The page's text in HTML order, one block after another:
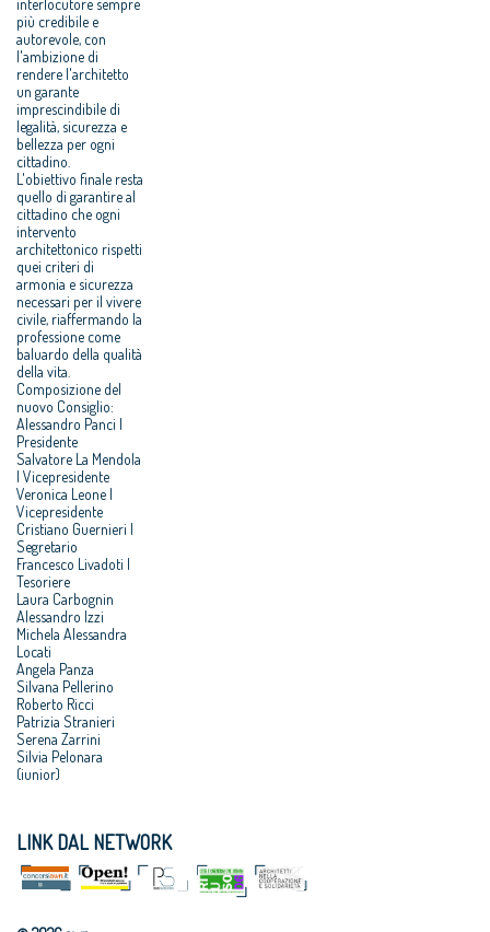
più credibile e
autorevole, con
l'ambizione di
rendere l'architetto
un garante
imprescindibile di
legalità, sicurezza e
bellezza per ogni
cittadino.
L'obiettivo finale resta
quello di garantire al
cittadino che ogni
intervento
architettonico rispetti
quei criteri di
armonia e sicurezza
necessari per il vivere
civile, riaffermando la
professione come
baluardo della qualità
della vita.
Composizione del
nuovo Consiglio:
Alessandro Panci |
Presidente
Salvatore La Mendola
| Vicepresidente
Veronica Leone |
Vicepresidente
Cristiano Guernieri |
Segretario
Francesco Livadoti |
Tesoriere
Laura Carbognin
Alessandro Izzi
Michela Alessandra
Locati
Angela Panza
Silvana Pellerino
Roberto Ricci
Patrizia Stranieri
Serena Zarrini
Silvia Pelonara
(iunior)
LINK DAL NETWORK